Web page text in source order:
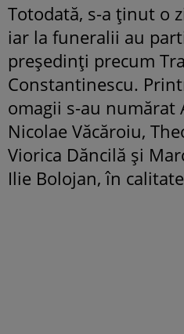
Totodată, s-a ținut o
iar la funeralii au
președinți precum
Constantinescu.
omagii s-au numărat
Nicolae Văcăroiu,
Viorica Dăncilă şi
Ilie Bolojan, în